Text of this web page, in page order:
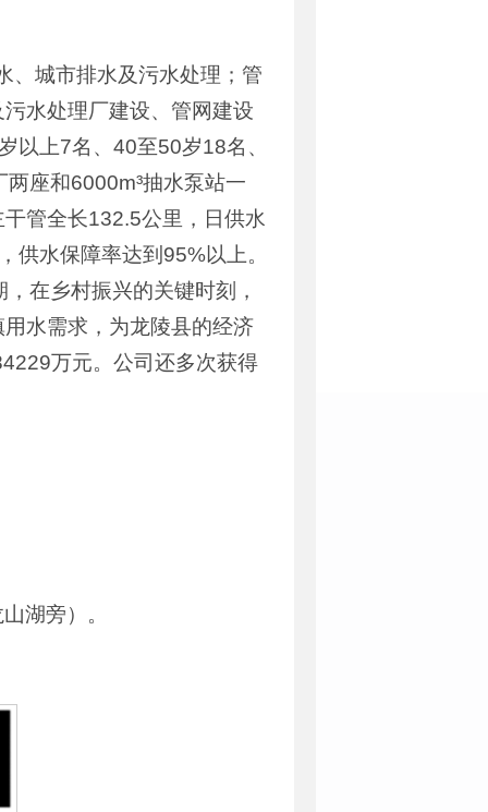
、城市排水及污水处理；管
水处理厂建设、管网建设
以上7名、40至50岁18名、
座和6000m³抽水泵站一
管全长132.5公里，日供水
水保障率达到95%以上。
在乡村振兴的关键时刻，
水需求，为龙陵县的经济
万元。公司还多次获得
湖旁）。